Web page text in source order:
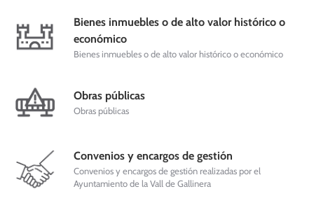
Bienes inmuebles o de alto valor histórico o
económico
Bienes inmuebles o de alto valor histórico o económico
Obras públicas
Obras públicas
Convenios y encargos de gestión
Convenios y encargos de gestión realizadas por el
Ayuntamiento de la Vall de Gallinera